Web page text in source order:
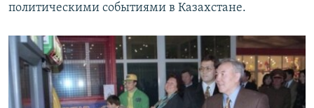
политическими событиями в Казахстане.